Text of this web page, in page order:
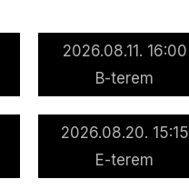
2026.08.11. 16:00
B-terem
2026.08.20. 15:15
E-terem